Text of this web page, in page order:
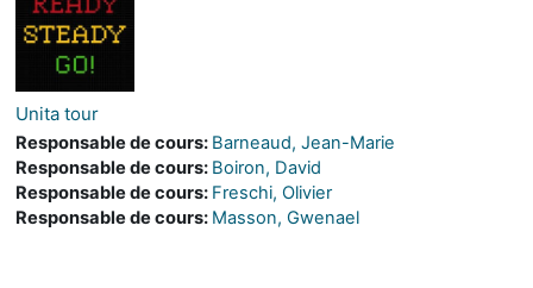
Unita tour
Responsable de cours: Barneaud, Jean-Marie
Responsable de cours: Boiron, David
Responsable de cours: Freschi, Olivier
Responsable de cours: Masson, Gwenael